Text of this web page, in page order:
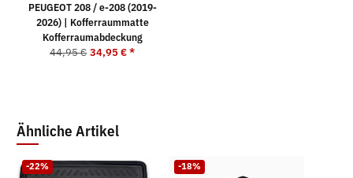
PEUGEOT 208 / e-208 (2019-
2026) | Kofferraummatte
Kofferraumabdeckung
44,95 € 34,95 €*
Ähnliche Artikel
-22% -18%